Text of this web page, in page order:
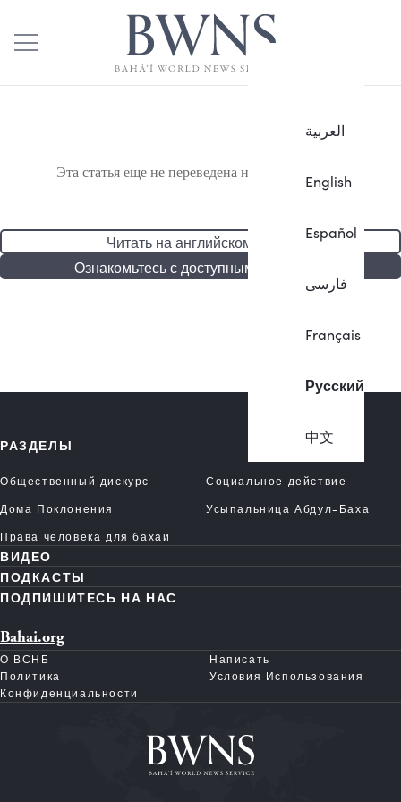
العربية
English
Español
فارسی
Français
Русский
中文
Эта статья еще не переведена на русский язык.
Читать на английском языке
Ознакомьтесь с доступными статьями
РАЗДЕЛЫ
Общественный дискурс
Социальное действие
Дома Поклонения
Усыпальница Абдул-Баха
Права человека для бахаи
ВИДЕО
ПОДКАСТЫ
ПОДПИШИТЕСЬ НА НАС
Bahai.org
О ВСНБ
Написать
Политика
Конфиденциальности
Условия Использования